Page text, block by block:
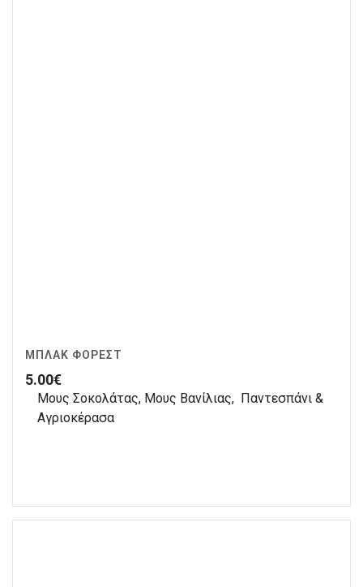
ΜΠΛΑΚ ΦΌΡΕΣΤ
5.00€
Μους Σοκολάτας, Μους Βανίλιας, Παντεσπάνι &
Αγριοκέρασα